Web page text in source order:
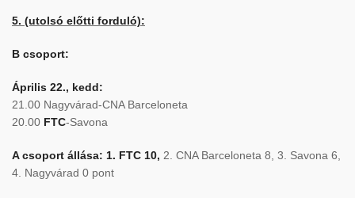
5. (utolsó előtti forduló):
B csoport:
Április 22., kedd:
21.00 Nagyvárad-CNA Barceloneta
20.00 FTC-Savona
A csoport állása: 1. FTC 10, 2. CNA Barceloneta 8, 3. Savona 6,
4. Nagyvárad 0 pont